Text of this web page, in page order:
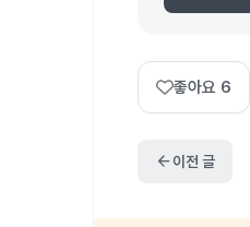
좋아요 6
arrow_back이전 글